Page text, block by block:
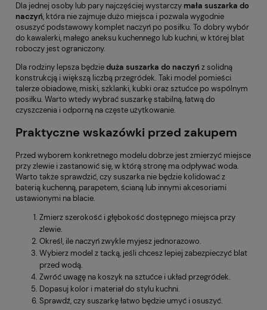
Dla jednej osoby lub pary najczęściej wystarczy mała suszarka do
naczyń, która nie zajmuje dużo miejsca i pozwala wygodnie
osuszyć podstawowy komplet naczyń po posiłku. To dobry wybór
do kawalerki, małego aneksu kuchennego lub kuchni, w której blat
roboczy jest ograniczony.
Dla rodziny lepsza będzieduża suszarka do naczyń z solidną
konstrukcją i większą liczbą przegródek. Taki model pomieści
talerze obiadowe, miski, szklanki, kubki oraz sztućce po wspólnym
posiłku. Warto wtedy wybrać suszarkę stabilną, łatwą do
czyszczenia i odporną na częste użytkowanie.
Praktyczne wskazówki przed zakupem
Przed wyborem konkretnego modelu dobrze jest zmierzyć miejsce
przy zlewie i zastanowić się, w którą stronę ma odpływać woda.
Warto także sprawdzić, czy suszarka nie będzie kolidować z
baterią kuchenną, parapetem, ścianą lub innymi akcesoriami
ustawionymi na blacie.
Zmierz szerokość i głębokość dostępnego miejsca przy
zlewie.
Określ, ile naczyń zwykle myjesz jednorazowo.
Wybierz model z tacką, jeśli chcesz lepiej zabezpieczyć blat
przed wodą.
Zwróć uwagę na koszyk na sztućce i układ przegródek.
Dopasuj kolor i materiał do stylu kuchni.
Sprawdź, czy suszarkę łatwo będzie umyć i osuszyć.